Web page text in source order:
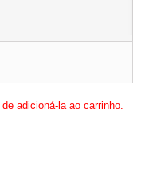
adicioná-la ao carrinho.